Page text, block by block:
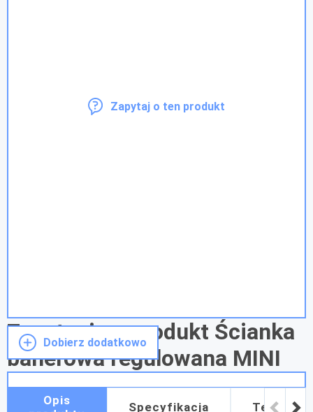
Zapytaj o ten produkt
Zapytanie o produkt Ścianka
banerowa regulowana MINI
Dobierz dodatkowo
Opis
Specyfikacja Terminy